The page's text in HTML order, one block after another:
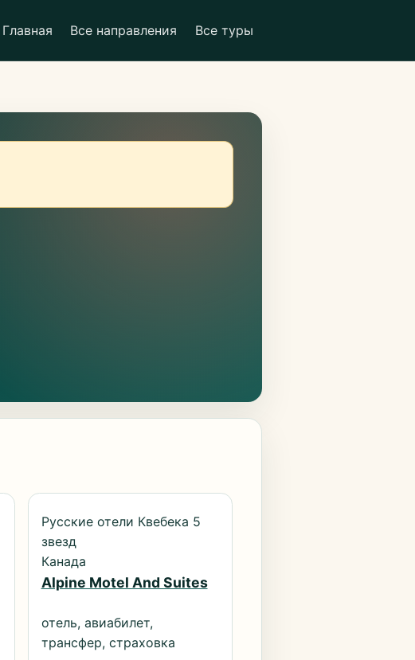
Главная Все направления Все туры
Русские отели Квебека 5
звезд
Канада
Alpine Motel And Suites
отель, авиабилет,
трансфер, страховка